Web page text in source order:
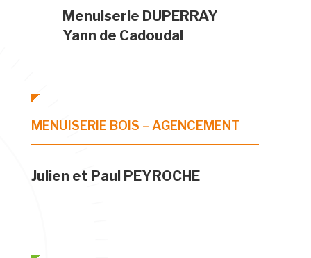
Menuiserie DUPERRAY
Yann de Cadoudal
MENUISERIE BOIS – AGENCEMENT
Julien et Paul PEYROCHE